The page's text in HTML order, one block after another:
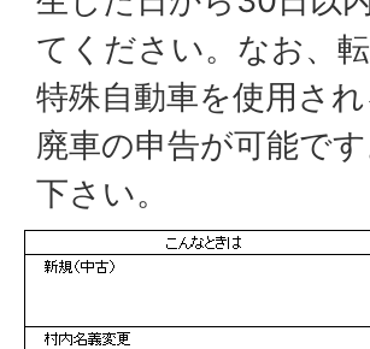
てください。なお、
特殊自動車を使用さ
廃車の申告が可能で
下さい。